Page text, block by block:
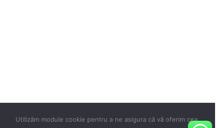
Utilizăm module cookie pentru a ne asigura că vă oferim cea